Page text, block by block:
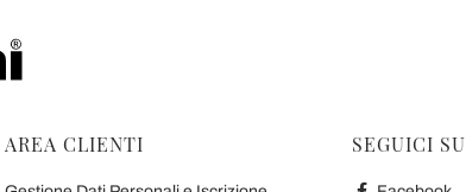
AREA CLIENTI SEGUICI SU